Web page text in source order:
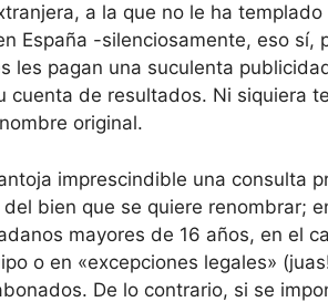
a la que no le ha
España -silenciosamente, eso sí,
les pagan una suculenta
cuenta de resultados. Ni siquiera
original.
imprescindible una consulta
bien que se quiere renombrar;
mayores de 16 años, en el
o en «excepciones legales»
De lo contrario, si se